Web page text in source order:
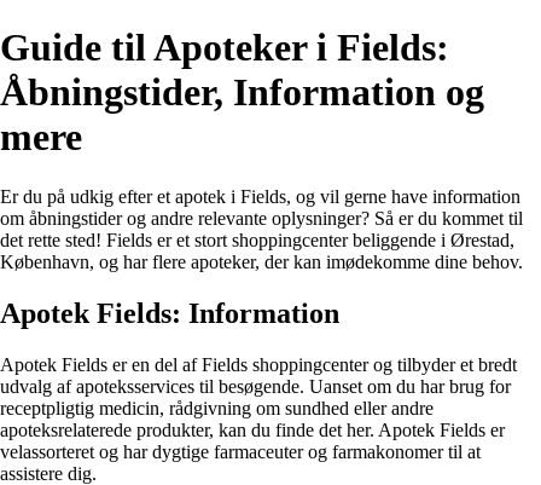
Guide til Apoteker i Fields:
Åbningstider, Information og
mere
Er du på udkig efter et apotek i Fields, og vil gerne have information
om åbningstider og andre relevante oplysninger? Så er du kommet til
det rette sted! Fields er et stort shoppingcenter beliggende i Ørestad,
København, og har flere apoteker, der kan imødekomme dine behov.
Apotek Fields: Information
Apotek Fields er en del af Fields shoppingcenter og tilbyder et bredt
udvalg af apoteksservices til besøgende. Uanset om du har brug for
receptpligtig medicin, rådgivning om sundhed eller andre
apoteksrelaterede produkter, kan du finde det her. Apotek Fields er
velassorteret og har dygtige farmaceuter og farmakonomer til at
assistere dig.